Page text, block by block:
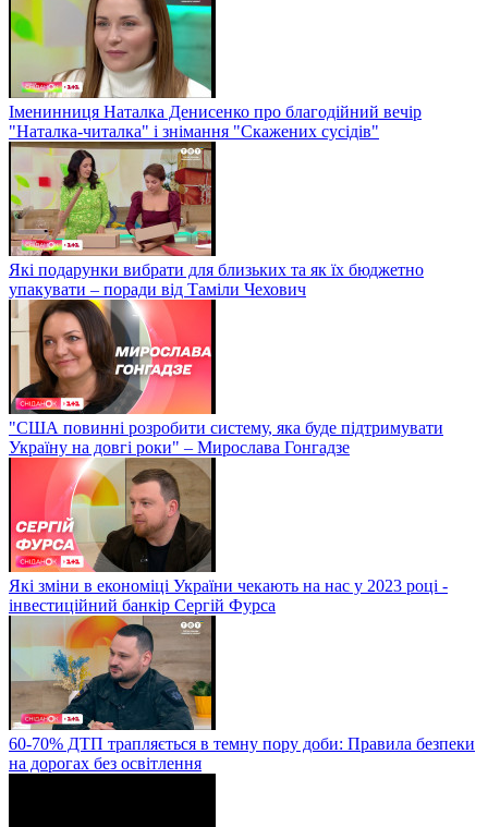
Іменинниця Наталка Денисенко про благодійний вечір
"Наталка-читалка" і знімання "Скажених сусідів"
Які подарунки вибрати для близьких та як їх бюджетно
упакувати – поради від Таміли Чехович
"США повинні розробити систему, яка буде підтримувати
Україну на довгі роки" – Мирослава Гонгадзе
Які зміни в економіці України чекають на нас у 2023 році -
інвестиційний банкір Сергій Фурса
60-70% ДТП трапляється в темну пору доби: Правила безпеки
на дорогах без освітлення